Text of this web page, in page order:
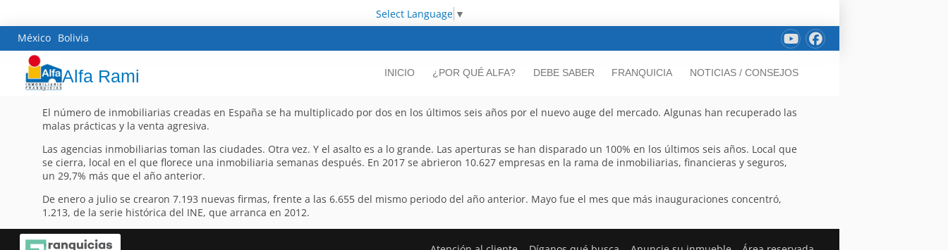
Select Language ▼
México Bolivia
Alfa Rami INICIO ¿POR QUÉ ALFA? DEBE SABER FRANQUICIA NOTICIAS / CONSEJOS
El número de inmobiliarias creadas en España se ha multiplicado por dos en los últimos seis años por el nuevo auge del mercado. Algunas han recuperado las
malas prácticas y la venta agresiva.
Las agencias inmobiliarias toman las ciudades. Otra vez. Y el asalto es a lo grande. Las aperturas se han disparado un 100% en los últimos seis años. Local que
se cierra, local en el que florece una inmobiliaria semanas después. En 2017 se abrieron 10.627 empresas en la rama de inmobiliarias, financieras y seguros,
un 29,7% más que el año anterior.
De enero a julio se crearon 7.193 nuevas firmas, frente a las 6.655 del mismo periodo del año anterior. Mayo fue el mes que más inauguraciones concentró,
1.213, de la serie histórica del INE, que arranca en 2012.